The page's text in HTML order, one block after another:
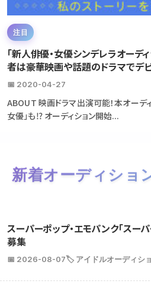
注目
「新人俳優・女優シンデレラオーデ
者は豪華映画や話題のドラマでデ
📅 2020-04-27
ABOUT 映画ドラマ出演可能！本オーデ
女優」も⁉ オーディション開始...
新着オーディショ
スーパーポップ・エモパンク「スー
募集
📅 2026-08-07🏷️ アイドルオーディシ